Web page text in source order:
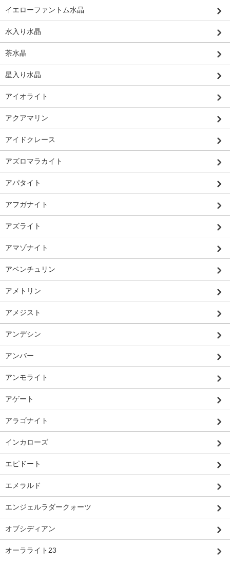
イエローファントム水晶
水入り水晶
茶水晶
星入り水晶
アイオライト
アクアマリン
アイドクレース
アズロマラカイト
アパタイト
アフガナイト
アズライト
アマゾナイト
アベンチュリン
アメトリン
アメジスト
アンデシン
アンバー
アンモライト
アゲート
アラゴナイト
インカローズ
エピドート
エメラルド
エンジェルラダークォーツ
オブシディアン
オーラライト23